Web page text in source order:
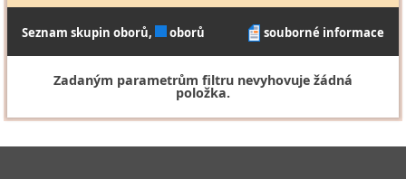
Seznam skupin oborů, oborů souborné informace
Zadaným parametrům filtru nevyhovuje žádná
položka.